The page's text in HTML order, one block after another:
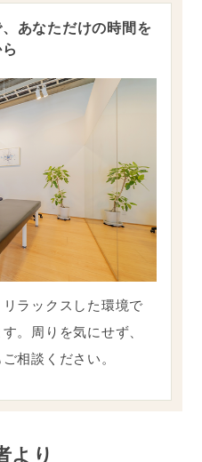
あなただけの時間を
ラックスした環境で
。周りを気にせず、
相談ください。
より